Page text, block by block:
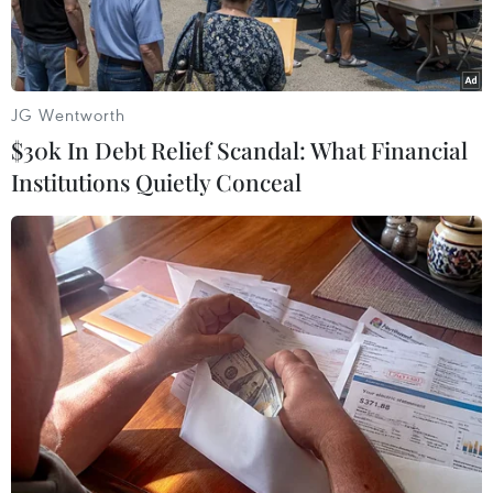
Quốc tăng lên.
Khách du lịch đeo khẩu trang để phòng tránh lây nhiễm
COVID-19 tại nhà ga tàu hỏa ở Seoul, Hàn Quốc. (Ảnh:
Yonhap/TTXVN)
Jordan đã cấm nhập cảnh đối với các công dân
JG Wentworth
$30k In Debt Relief Scandal: What Financial
Institutions Quietly Conceal